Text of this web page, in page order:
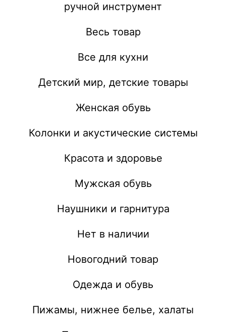
ручной инструмент
Весь товар
Все для кухни
Детский мир, детские товары
Женская обувь
Колонки и акустические системы
Красота и здоровье
Мужская обувь
Наушники и гарнитура
Нет в наличии
Новогодний товар
Одежда и обувь
Пижамы, нижнее белье, халаты